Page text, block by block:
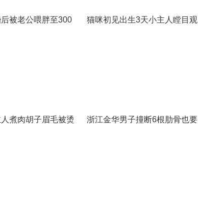
被老公喂胖至300 猫咪初见出生3天小主人瞠目观
煮肉胡子眉毛被烫 浙江金华男子撞断6根肋骨也要